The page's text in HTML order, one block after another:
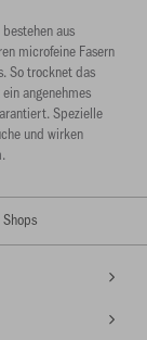
aus
microfeine Fasern
So trocknet das
angenehmes
Spezielle
und wirken